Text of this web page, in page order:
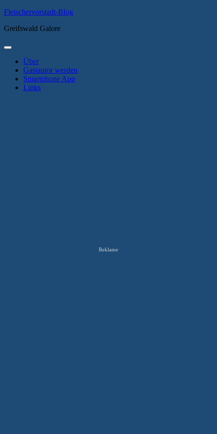
Zum
springen
Fleischervorstadt-Blog
Greifswald Galore
Primäres
Über
Gastautor werden
Smartphone App
Links
Reklame